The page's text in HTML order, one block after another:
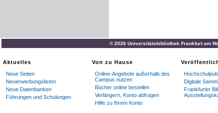
© 2026 Universitätsbibliothek Frankfurt am
Aktuelles
Neue Seiten
Neuerwerbungslisten
Neue Datenbanken
Führungen und Schulungen
Von zu Hause
Online-Angebote außerhalb des
Campus nutzen
Bücher online bestellen
Verlängern, Konto abfragen
Hilfe zu Ihrem Konto
Digitale
Frankfurter